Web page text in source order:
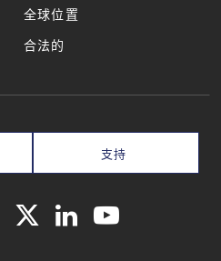
全球位置
合法的
支持